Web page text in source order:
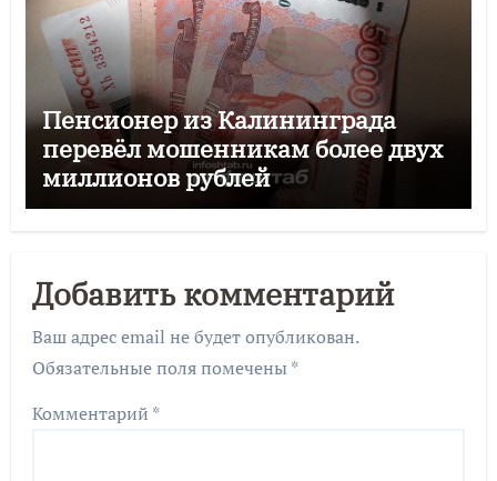
Пенсионер из Калининграда
перевёл мошенникам более двух
миллионов рублей
Добавить комментарий
Ваш адрес email не будет опубликован.
Обязательные поля помечены *
Комментарий *